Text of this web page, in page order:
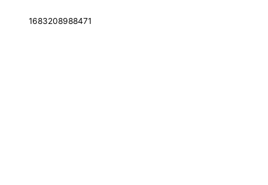
1683208988471